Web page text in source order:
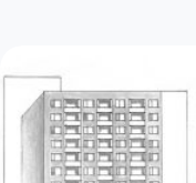
und
Geschichte
Herbstfeste